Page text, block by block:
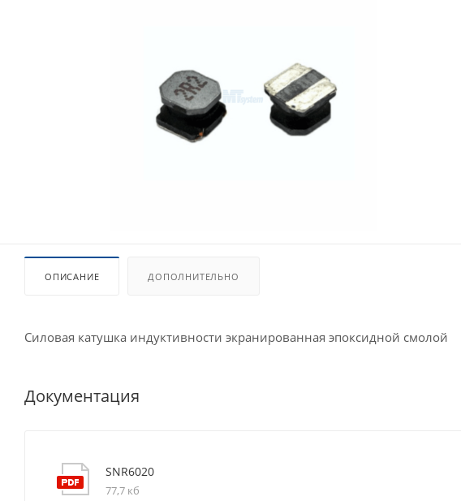
ОПИСАНИЕ ДОПОЛНИТЕЛЬНО
Силовая катушка индуктивности экранированная эпоксидной смолой
Документация
SNR6020
77,7 кб